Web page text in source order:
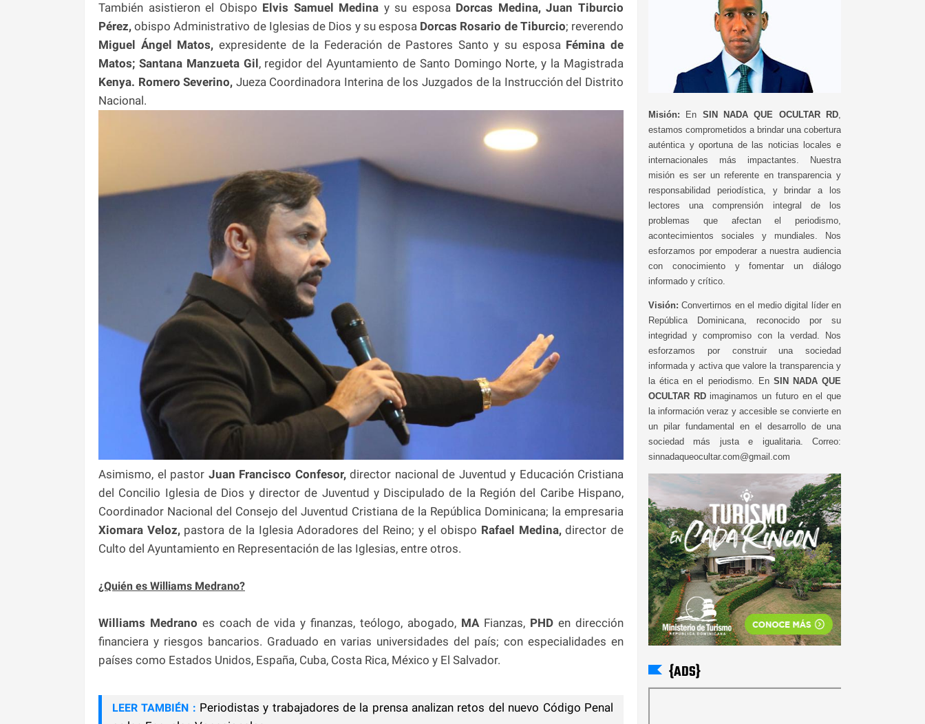
También asistieron el Obispo Elvis Samuel Medina y su esposa Dorcas Medina, Juan Tiburcio
Pérez, obispo Administrativo de Iglesias de Dios y su esposa Dorcas Rosario de Tiburcio; reverendo
Miguel Ángel Matos, expresidente de la Federación de Pastores Santo y su esposaFémina de
Matos; Santana Manzueta Gil, regidor del Ayuntamiento de Santo Domingo Norte, y la Magistrada
Kenya. Romero Severino, Jueza Coordinadora Interina de los Juzgados de la Instrucción del Distrito
Nacional.
Asimismo, el pastor Juan Francisco Confesor,director nacional de Juventud y Educación Cristiana
del Concilio Iglesia de Dios y director de Juventud y Discipulado de la Región del Caribe Hispano,
Coordinador Nacional del Consejo del Juventud Cristiana de la República Dominicana; la empresaria
Xiomara Veloz,pastora de la Iglesia Adoradores del Reino; y el obispo Rafael Medina,director de
Culto del Ayuntamiento en Representación de las Iglesias, entre otros.
¿Quién es Williams Medrano?
Williams Medrano es coach de vida y finanzas, teólogo, abogado, MAFianzas, PHD en dirección
financiera y riesgos bancarios. Graduado en varias universidades del país; con especialidades en
países como Estados Unidos, España, Cuba, Costa Rica, México y El Salvador.
LEER TAMBIÉN : Periodistas y trabajadores de la prensa analizan retos del nuevo Código Penal
Misión: En SIN NADA QUE OCULTAR RD
estamos comprometidos a brindar una cobertura
auténtica y oportuna de las noticias locales e
internacionales más impactantes. Nuestra
misión es ser un referente en transparencia y
responsabilidad periodística, y brindar a los
lectores una comprensión integral de los
problemas que afectan el periodismo,
acontecimientos sociales y mundiales. Nos
esforzamos por empoderar a nuestra audiencia
con conocimiento y fomentar un diálogo
informado y crítico.
Visión: Convertirnos en el medio digital líder en
República Dominicana, reconocido por su
integridad y compromiso con la verdad. Nos
esforzamos por construir una sociedad
informada y activa que valore la transparencia y
la ética en el periodismo. En SIN NADA QUE
OCULTAR RDimaginamos un futuro en el que
la información veraz y accesible se convierte en
un pilar fundamental en el desarrollo de una
sociedad más justa e igualitaria. Correo:
sinnadaqueocultar.com@gmail.com
{ADS}